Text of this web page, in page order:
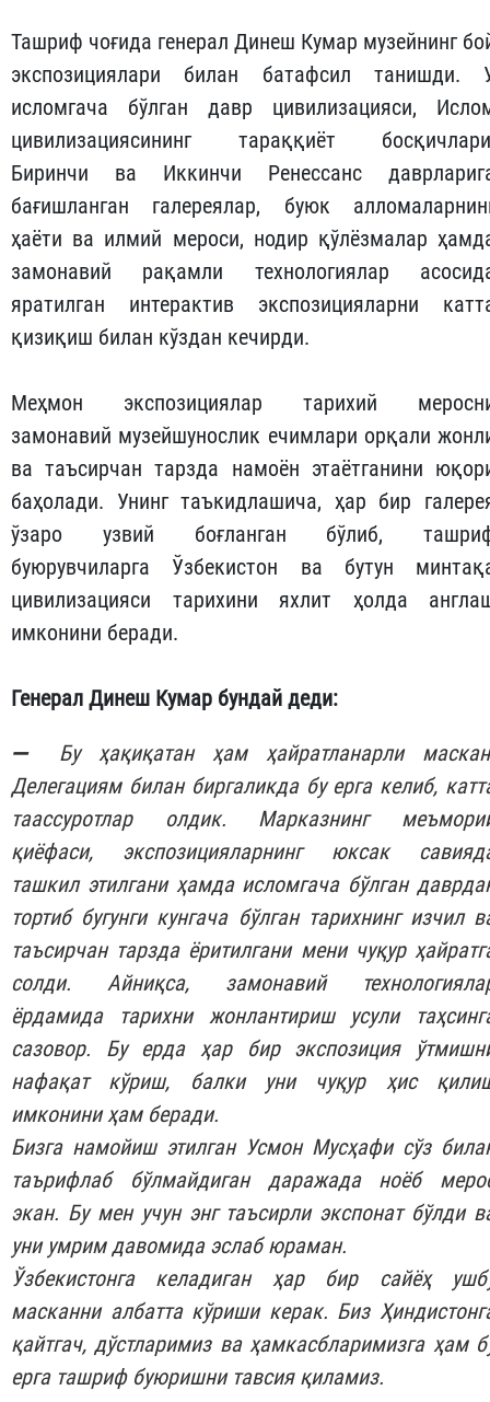
Ташриф чоғида генерал Динеш Кумар музейнинг
экспозициялари билан батафсил танишди.
исломгача бўлган давр цивилизацияси,
цивилизациясининг тараққиёт
Биринчи ва Иккинчи Ренессанс
бағишланган галереялар, буюк
ҳаёти ва илмий мероси, нодир қўлёзмалар
замонавий рақамли технологиялар
яратилган интерактив экспозицияларни
қизиқиш билан кўздан кечирди.
Меҳмон экспозициялар тарихий
замонавий музейшунослик ечимлари орқали
ва таъсирчан тарзда намоён этаётганини
баҳолади. Унинг таъкидлашича, ҳар бир
ўзаро узвий боғланган бўлиб,
буюрувчиларга Ўзбекистон ва бутун
цивилизацияси тарихини яхлит ҳолда
имконини беради.
Генерал Динеш Кумар бундай деди:
➖ Бу ҳақиқатан ҳам ҳайратланарли
Делегациям билан биргаликда бу ерга келиб,
таассуротлар олдик. Марказнинг
қиёфаси, экспозицияларнинг юксак
ташкил этилгани ҳамда исломгача бўлган
тортиб бугунги кунгача бўлган тарихнинг изчил
таъсирчан тарзда ёритилгани мени чуқур
солди. Айниқса, замонавий
ёрдамида тарихни жонлантириш усули
сазовор. Бу ерда ҳар бир экспозиция
нафақат кўриш, балки уни чуқур ҳис
имконини ҳам беради.
Бизга намойиш этилган Усмон Мусҳафи сўз
таърифлаб бўлмайдиган даражада ноёб
экан. Бу мен учун энг таъсирли экспонат бўлди
уни умрим давомида эслаб юраман.
Ўзбекистонга келадиган ҳар бир сайёҳ
масканни албатта кўриши керак. Биз
қайтгач, дўстларимиз ва ҳамкасбларимизга ҳам
ерга ташриф буюришни тавсия қиламиз.